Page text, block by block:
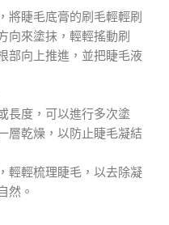
將睫毛底膏的刷毛輕輕刷
向來塗抹，輕輕搖動刷
部向上推進，並把睫毛液
長度，可以進行多次塗
層乾燥，以防止睫毛凝結
輕輕梳理睫毛，以去除凝
然。